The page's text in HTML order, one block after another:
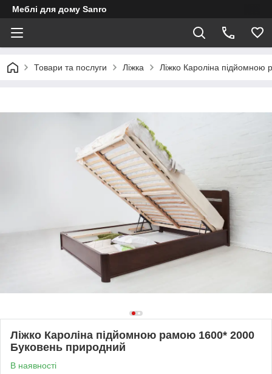
Меблі для дому Sanro
Товари та послуги Ліжка Ліжко Кароліна
Ліжко Кароліна підйомною рамою 1600* 2000
Буковень природний
В наявності